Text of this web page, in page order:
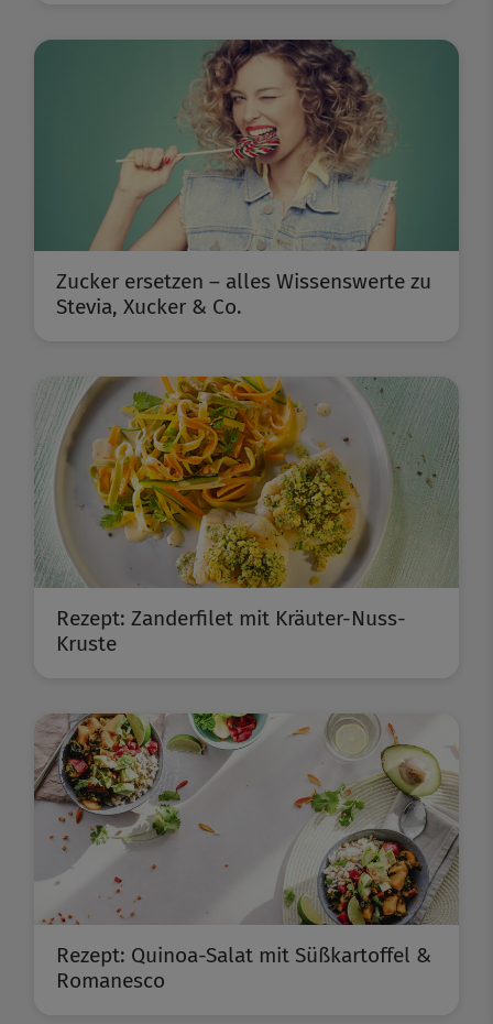
Zucker ersetzen – alles Wissenswerte zu
Stevia, Xucker & Co.
Rezept: Zanderfilet mit Kräuter-Nuss-
Kruste
Rezept: Quinoa-Salat mit Süßkartoffel &
Romanesco